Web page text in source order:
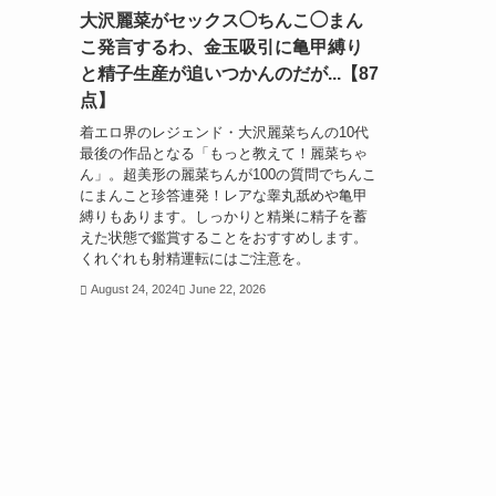
大沢麗菜がセックス◯ちんこ◯まん
こ発言するわ、金玉吸引に亀甲縛り
と精子生産が追いつかんのだが...【87
点】
着エロ界のレジェンド・大沢麗菜ちんの10代
最後の作品となる「もっと教えて！麗菜ちゃ
ん」。超美形の麗菜ちんが100の質問でちんこ
にまんこと珍答連発！レアな睾丸舐めや亀甲
縛りもあります。しっかりと精巣に精子を蓄
えた状態で鑑賞することをおすすめします。
くれぐれも射精運転にはご注意を。
August 24, 2024 June 22, 2026